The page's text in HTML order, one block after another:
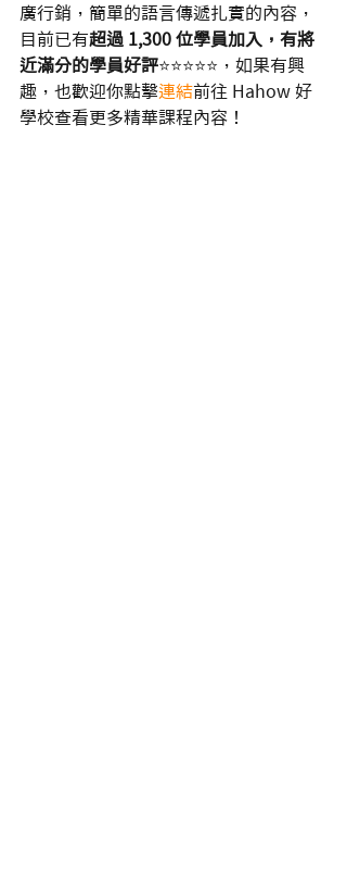
廣行銷，簡單的語言傳遞扎實的內容，
目前已有超過 1,300 位學員加入，有將
近滿分的學員好評⭐️⭐️⭐️⭐️⭐️，如果有興
趣，也歡迎你點擊連結前往 Hahow 好
學校查看更多精華課程內容！